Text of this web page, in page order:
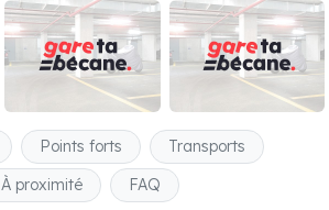
Points forts
Transports
À proximité FAQ